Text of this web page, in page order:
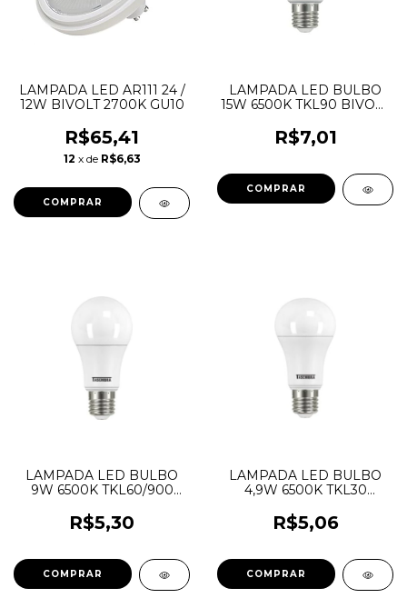
LAMPADA LED AR111 24 /
12W BIVOLT 2700K GU10
R$65,41
12 x de R$6,63
LAMPADA LED BULBO
15W 6500K TKL90 BIVOLT
R$7,01
LAMPADA LED BULBO
9W 6500K TKL60/900
R$5,30
LAMPADA LED BULBO
4,9W 6500K TKL30
TASCHIBRA
R$5,06